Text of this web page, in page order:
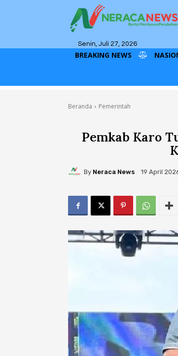
Senin, Juli 27, 2026
BREAKING NEWS
Beranda Pemerintah
Pemkab Karo
By Neraca News 19 April